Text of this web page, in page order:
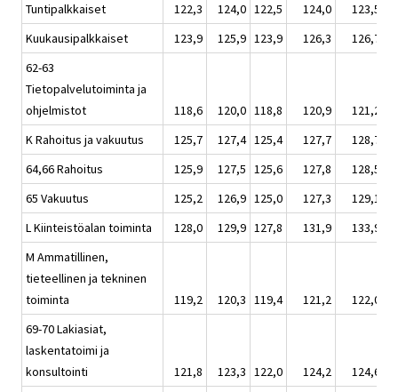
Tuntipalkkaiset
122,3 124,0 122,5 124,0
123,5
Kuukausipalkkaiset
123,9 125,9 123,9 126,3
126,7
62-63
Tietopalvelutoiminta ja
ohjelmistot
118,6 120,0 118,8 120,9
121,2
K Rahoitus ja vakuutus
125,7 127,4 125,4 127,7
128,7
64,66 Rahoitus
125,9 127,5 125,6 127,8
128,5
65 Vakuutus
125,2 126,9 125,0 127,3
129,1
L Kiinteistöalan toiminta
128,0 129,9 127,8 131,9
133,9
M Ammatillinen,
tieteellinen ja tekninen
toiminta
119,2 120,3 119,4 121,2
122,0
69-70 Lakiasiat,
laskentatoimi ja
konsultointi
121,8 123,3 122,0 124,2
124,6